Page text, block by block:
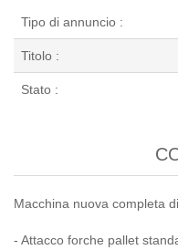
Tipo di annuncio :
Titolo :
Stato :
Macchina nuova completa
- Attacco forche pallet